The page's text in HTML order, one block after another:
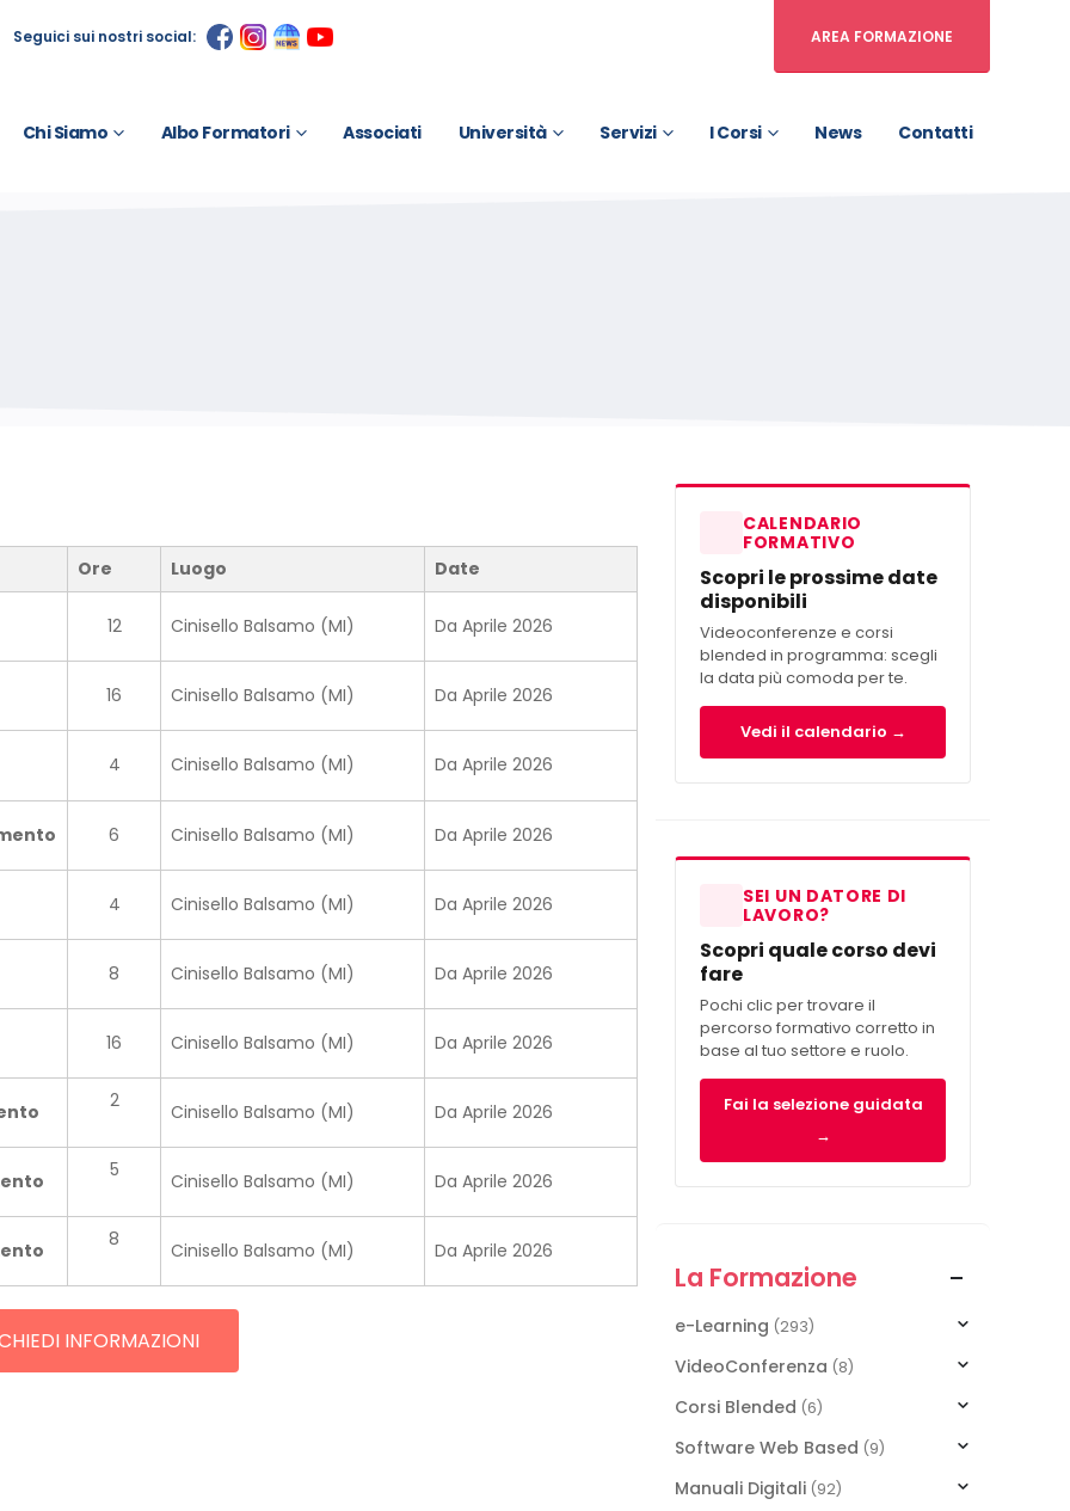
Seguici sui nostri social: AREA FORMAZIONE
Chi Siamo Albo Formatori Associati Università Servizi I Corsi News Contatti
Ore Luogo Date
12 Cinisello Balsamo (MI) Da Aprile 2026
16 Cinisello Balsamo (MI) Da Aprile 2026
4 Cinisello Balsamo (MI) Da Aprile 2026
6 Cinisello Balsamo (MI) Da Aprile 2026
4 Cinisello Balsamo (MI) Da Aprile 2026
8 Cinisello Balsamo (MI) Da Aprile 2026
16 Cinisello Balsamo (MI) Da Aprile 2026
2 Cinisello Balsamo (MI) Da Aprile 2026
5 Cinisello Balsamo (MI) Da Aprile 2026
8 Cinisello Balsamo (MI) Da Aprile 2026
INFORMAZIONI
CALENDARIO
FORMATIVO
Scopri le prossime date
disponibili
Videoconferenze e corsi
blended in programma: scegli
la data più comoda per te.
Vedi il calendario →
SEI UN DATORE DI
LAVORO?
Scopri quale corso devi
fare
Pochi clic per trovare il
percorso formativo corretto in
base al tuo settore e ruolo.
Fai la selezione guidata
→
La Formazione
e-Learning (293)
VideoConferenza (8)
Corsi Blended (6)
Software Web Based (9)
Manuali Digitali (92)